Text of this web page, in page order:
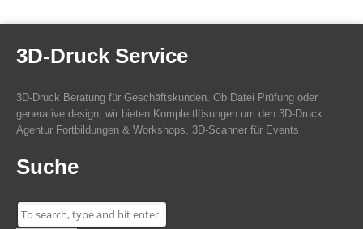
3D-Druck Service
3D-Druck Beratung für Geschäftskunden. Ob Datei Prüfung oder
generative design, wir bieten Komplettlösungen um den 3D-Druck.
Agentur Fortbildungen & Workshops. 3D-Scanner für Events
Suche